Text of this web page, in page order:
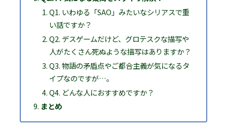
Q1. いわゆる「SAO」みたいなシリアスで重
い話ですか？
Q2. デスゲームだけど、グロテスクな描写や
人がたくさん死ぬような描写はありますか？
Q3. 物語の矛盾点やご都合主義が気になるタ
イプなのですが…。
Q4. どんな人におすすめですか？
まとめ